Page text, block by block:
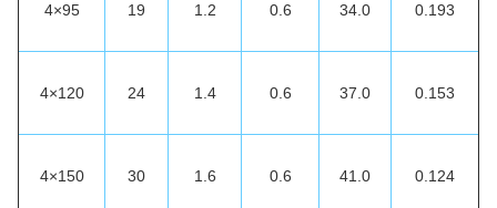
4×95 19 1.2 0.6 34.0 0.193
4×120 24 1.4 0.6 37.0 0.153
4×150 30 1.6 0.6 41.0 0.124